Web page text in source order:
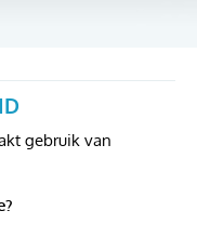
gebruik van